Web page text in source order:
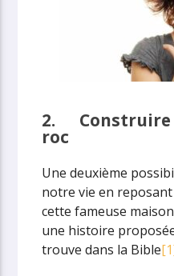
2.
roc
Une deuxième
notre vie en
cette fameuse
une histoire
trouve dans la Bible